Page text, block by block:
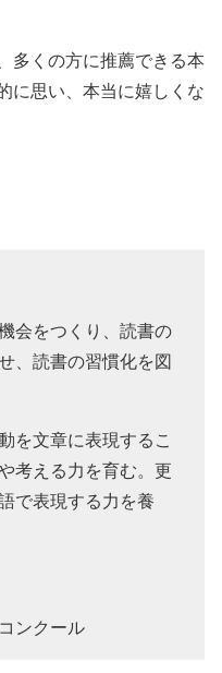
多くの方に推薦できる本
に思い、本当に嬉しくな
会をつくり、読書の
、読書の習慣化を図
を文章に表現するこ
考える力を育む。更
で表現する力を養
ンクール